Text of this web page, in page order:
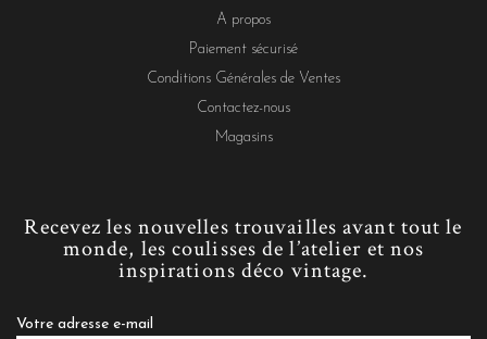
A propos
Paiement sécurisé
Conditions Générales de Ventes
Contactez-nous
Magasins
Recevez les nouvelles trouvailles avant tout le
monde, les coulisses de l’atelier et nos
inspirations déco vintage.
Votre adresse e-mail